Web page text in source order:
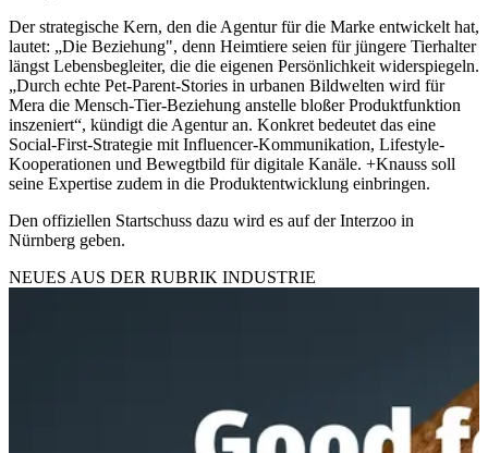
Der strategische Kern, den die Agentur für die Marke entwickelt hat,
lautet: „Die Beziehung", denn Heimtiere seien für jüngere Tierhalter
längst Lebensbegleiter, die die eigenen Persönlichkeit widerspiegeln.
„Durch echte Pet-Parent-Stories in urbanen Bildwelten wird für
Mera die Mensch-Tier-Beziehung anstelle bloßer Produktfunktion
inszeniert“, kündigt die Agentur an. Konkret bedeutet das eine
Social-First-Strategie mit Influencer-Kommunikation, Lifestyle-
Kooperationen und Bewegtbild für digitale Kanäle. +Knauss soll
seine Expertise zudem in die Produktentwicklung einbringen.
Den offiziellen Startschuss dazu wird es auf der Interzoo in
Nürnberg geben.
NEUES AUS DER RUBRIK INDUSTRIE